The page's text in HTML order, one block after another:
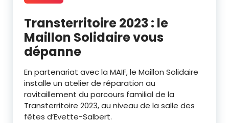
Transterritoire 2023 : le
Maillon Solidaire vous
dépanne
En partenariat avec la MAIF, le Maillon Solidaire
installe un atelier de réparation au
ravitaillement du parcours familial de la
Transterritoire 2023, au niveau de la salle des
fêtes d’Evette-Salbert.